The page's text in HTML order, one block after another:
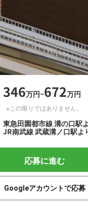
346万円~672万円
※この限りではありません。
東急田園都市線 溝の口駅
JR南武線 武蔵溝ノ口駅よ
応募に進む
Googleアカウントで応募